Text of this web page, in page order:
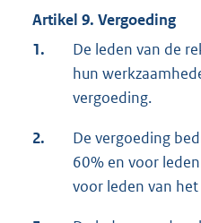
Artikel 9. Vergoeding
1.
De leden van de
hun
vergoeding.
2.
De vergoeding
60% en voor
voor leden van